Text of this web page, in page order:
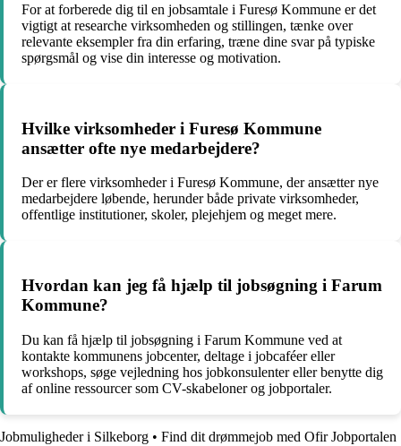
For at forberede dig til en jobsamtale i Furesø Kommune er det
vigtigt at researche virksomheden og stillingen, tænke over
relevante eksempler fra din erfaring, træne dine svar på typiske
spørgsmål og vise din interesse og motivation.
Hvilke virksomheder i Furesø Kommune
ansætter ofte nye medarbejdere?
Der er flere virksomheder i Furesø Kommune, der ansætter nye
medarbejdere løbende, herunder både private virksomheder,
offentlige institutioner, skoler, plejehjem og meget mere.
Hvordan kan jeg få hjælp til jobsøgning i Farum
Kommune?
Du kan få hjælp til jobsøgning i Farum Kommune ved at
kontakte kommunens jobcenter, deltage i jobcaféer eller
workshops, søge vejledning hos jobkonsulenter eller benytte dig
af online ressourcer som CV-skabeloner og jobportaler.
Jobmuligheder i Silkeborg • Find dit drømmejob med Ofir Jobportalen